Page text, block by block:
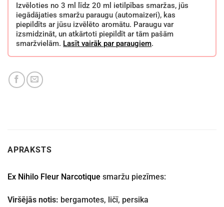
Izvēloties no 3 ml līdz 20 ml ietilpības smaržas, jūs
iegādājaties smaržu paraugu (automaizeri), kas
piepildīts ar jūsu izvēlēto aromātu. Paraugu var
izsmidzināt, un atkārtoti piepildīt ar tām pašām
smaržvielām. Lasīt vairāk par paraugiem.
APRAKSTS
Ex Nihilo Fleur Narcotique smaržu piezīmes:
Viršējās notis: bergamotes, ličī, persika